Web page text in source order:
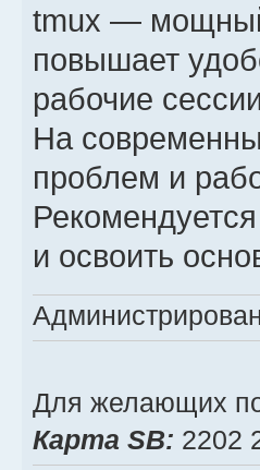
tmux — мощный
повышает
рабочие
На
проблем и
и освоить
Для желающих
Карта SB: 2202